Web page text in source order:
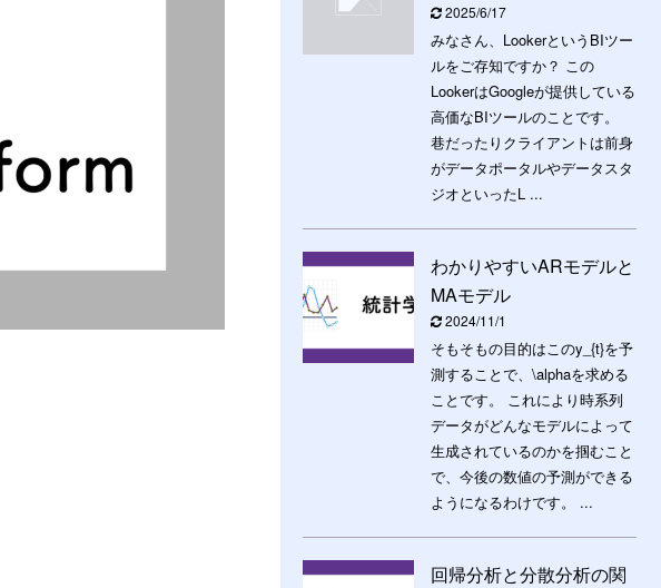
2025/6/17
みなさん、LookerというBIツー
ルをご存知ですか？ この
LookerはGoogleが提供している
高価なBIツールのことです。
巷だったりクライアントは前身
がデータポータルやデータスタ
ジオといったL ...
わかりやすいARモデルと
MAモデル
2024/11/1
そもそもの目的はこのy_{t}を予
測することで、\alphaを求める
ことです。 これにより時系列
データがどんなモデルによって
生成されているのかを掴むこと
で、今後の数値の予測ができる
ようになるわけです。 ...
回帰分析と分散分析の関